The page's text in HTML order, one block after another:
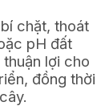
chặt, thoát
pH đất
lợi cho
đồng thời